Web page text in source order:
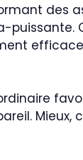
efficace,